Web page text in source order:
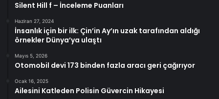
Silent Hill f – İnceleme Puanları
Haziran 27, 2024
İnsanlık için bir ilk: Çin’in Ay’ın uzak tarafından aldığı
örnekler Dünya’ya ulaştı
Mayıs 5, 2026
Otomobil devi 173 binden fazla aracı geri çağırıyor
Ocak 16, 2025
Ailesini Katleden Polisin Güvercin Hikayesi